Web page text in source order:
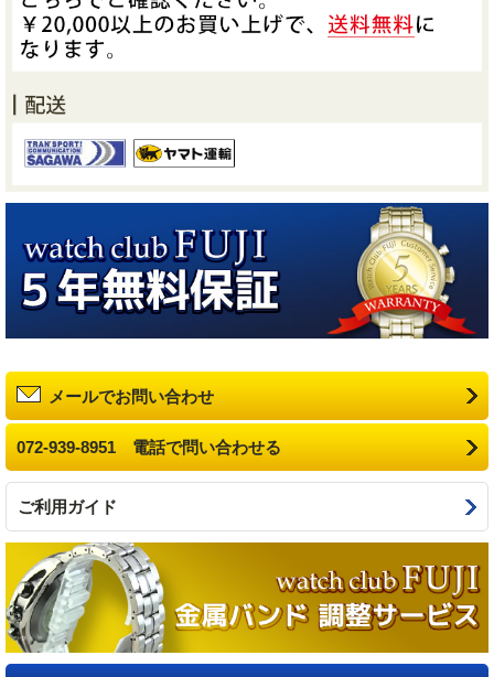
メールでお問い合わせ
072-939-8951 電話で問い合わせる
ご利用ガイド